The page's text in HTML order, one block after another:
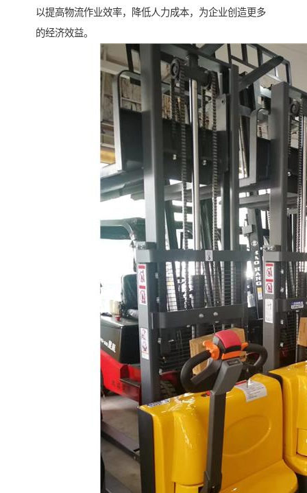
以提高物流作业效率，降低人力成本，为企业创造更多
的经济效益。